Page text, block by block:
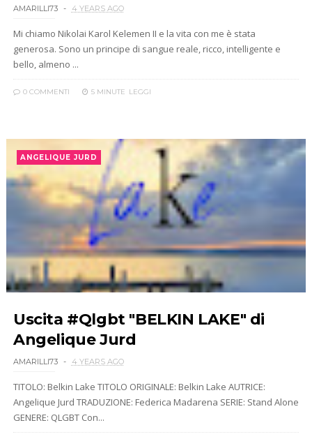
AMARILLI73 4 YEARS AGO
Mi chiamo Nikolai Karol Kelemen II e la vita con me è stata
generosa. Sono un principe di sangue reale, ricco, intelligente e
bello, almeno ...
0 COMMENTI 5 MINUTE LEGGI
ANGELIQUE JURD
Uscita #Qlgbt "BELKIN LAKE" di
Angelique Jurd
AMARILLI73 4 YEARS AGO
TITOLO: Belkin Lake TITOLO ORIGINALE: Belkin Lake AUTRICE:
Angelique Jurd TRADUZIONE: Federica Madarena SERIE: Stand Alone
GENERE: QLGBT Con...